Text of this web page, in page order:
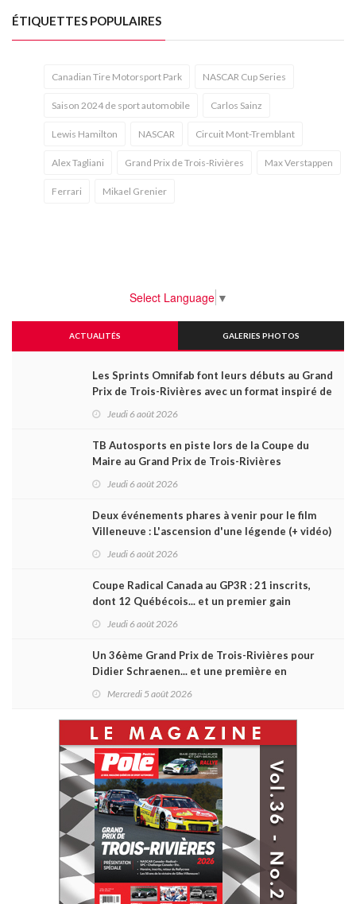
ÉTIQUETTES POPULAIRES
Canadian Tire Motorsport Park NASCAR Cup Series
Saison 2024 de sport automobile Carlos Sainz
Lewis Hamilton NASCAR Circuit Mont-Tremblant
Alex Tagliani Grand Prix de Trois-Rivières Max Verstappen
Ferrari Mikael Grenier
Select Language ▼
ACTUALITÉS GALERIES PHOTOS
Les Sprints Omnifab font leurs débuts au Grand
Prix de Trois-Rivières avec un format inspiré de
Jeudi 6 août 2026
TB Autosports en piste lors de la Coupe du
Maire au Grand Prix de Trois-Rivières
Jeudi 6 août 2026
Deux événements phares à venir pour le film
Villeneuve : L'ascension d'une légende (+ vidéo)
Jeudi 6 août 2026
Coupe Radical Canada au GP3R : 21 inscrits,
dont 12 Québécois... et un premier gain
Jeudi 6 août 2026
Un 36ème Grand Prix de Trois-Rivières pour
Didier Schraenen... et une première en
Mercredi 5 août 2026